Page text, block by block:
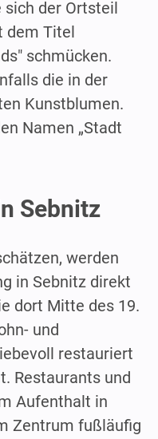
der Ortsteil
Titel
schmücken.
die in der
Kunstblumen.
Namen „Stadt
Sebnitz
werden
in Sebnitz direkt
dort Mitte des 19.
und
restauriert
Restaurants und
Aufenthalt in
Zentrum fußläufig